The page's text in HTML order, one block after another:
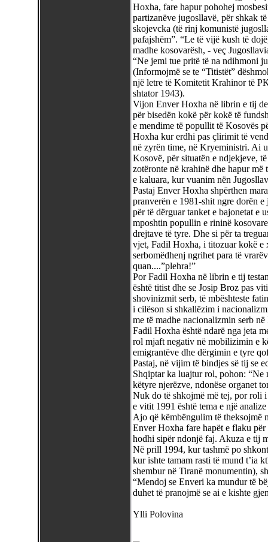
Hoxha, fare hapur pohohej
partizanëve jugosllavë, për shkak
skojevcka (të rinj komunistë
pafajshëm”. “Le të vijë kush të
madhe kosovarësh, - veç
“Ne jemi tue pritë të na ndihmoni
(Informojmë se te “Titistët”
një letre të Komitetit Krahinor të
shtator 1943).
Vijon Enver Hoxha në librin e tij
për bisedën kokë për kokë të
e mendime të popullit të Kosovës
Hoxha kur erdhi pas çlirimit të
në zyrën time, në Kryeministri. Ai
Kosovë, për situatën e ndjekjeve,
zotëronte në krahinë dhe hapur më
e kaluara, kur vuanim nën
Pastaj Enver Hoxha shpërthen
pranverën e 1981-shit ngre dorën
për të dërguar tanket e bajonetat e
mposhtin popullin e rininë
drejtave të tyre. Dhe si për ta
vjet, Fadil Hoxha, i titozuar kokë e
serbomëdhenj ngrihet para të
quan....”plehra!”
Por Fadil Hoxha në librin e tij
është titist dhe se Josip Broz pas
shovinizmit serb, të mbështeste
i cilëson si shkallëzim i
me të madhe nacionalizmin serb në
Fadil Hoxha është ndarë nga jeta
rol mjaft negativ në mobilizimin e
emigrantëve dhe dërgimin e tyre
Pastaj, në vijim të bindjes së tij se
Shqiptar ka luajtur rol, pohon:
këtyre njerëzve, ndonëse organet
Nuk do të shkojmë më tej, por roli i
e vitit 1991 është tema e një
Ajo që këmbëngulim të theksojmë
Enver Hoxha fare hapët e flaku
hodhi sipër ndonjë faj. Akuza e tij
Në prill 1994, kur tashmë po
kur ishte tamam rasti të mund t’ia
shembur në Tiranë monumentin),
“Mendoj se Enveri ka mundur të
duhet të pranojmë se ai e kishte
Ylli Polovina